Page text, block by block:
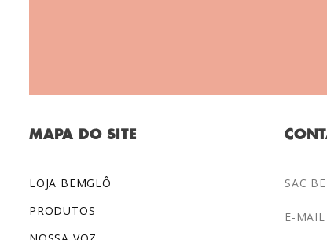
MAPA DO SITE
LOJA BEMGLÔ
PRODUTOS
SAC
E-